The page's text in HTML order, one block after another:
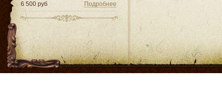
Подробнее
6 500 руб